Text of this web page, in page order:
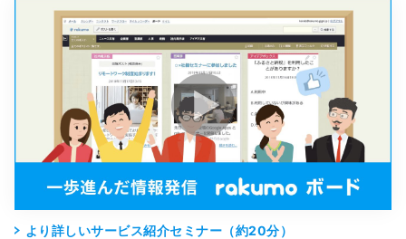
より詳しいサービス紹介セミナー（約20分）